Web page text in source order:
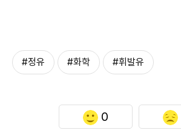
#정유 #화학 #휘발유
0